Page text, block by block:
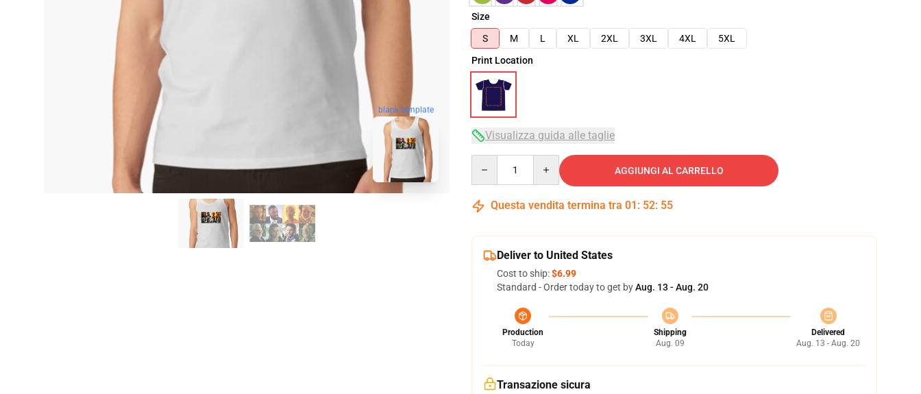
blank template
Size
S
M L XL 2XL 3XL 4XL
5XL
Print Location
Visualizza guida alle taglie
AGGIUNGI AL CARRELLO
Questa vendita termina tra 01 : 52: 54
Deliver to United States
Cost to ship:$6.99
Standard - Order today to get byAug. 13 - Aug. 20
Production
Today
Shipping
Aug. 09
Delivered
Aug. 13 - Aug. 20
Transazione sicura